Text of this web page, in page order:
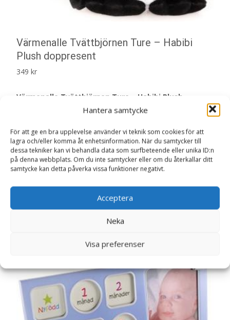
Hantera samtycke
För att ge en bra upplevelse använder vi teknik som cookies för att
lagra och/eller komma åt enhetsinformation. När du samtycker till
dessa tekniker kan vi behandla data som surfbeteende eller unika ID:n
på denna webbplats. Om du inte samtycker eller om du återkallar ditt
samtycke kan detta påverka vissa funktioner negativt.
Acceptera
Neka
Visa preferenser
Värmenalle Tvättbjörnen Ture – Habibi
Plush doppresent
349 kr
Värmenalle Tvättbjörnen Ture – Habibi Plush
Läs mer här
Artikelnr:9523 Kategori:Doppresenter
Relaterade produkter